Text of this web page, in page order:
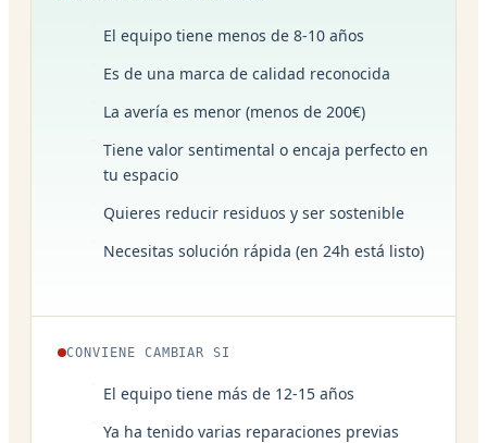
El equipo tiene menos de 8-10 años
Es de una marca de calidad reconocida
La avería es menor (menos de 200€)
Tiene valor sentimental o encaja perfecto en
tu espacio
Quieres reducir residuos y ser sostenible
Necesitas solución rápida (en 24h está listo)
CONVIENE CAMBIAR SI
El equipo tiene más de 12-15 años
Ya ha tenido varias reparaciones previas